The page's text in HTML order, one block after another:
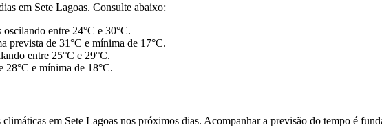
em Sete Lagoas. Consulte abaixo:
entre 24°C e 30°C.
prevista de 31°C e mínima de 17°C.
entre 25°C e 29°C.
28°C e mínima de 18°C.
em Sete Lagoas nos próximos dias. Acompanhar a previsão do tempo é